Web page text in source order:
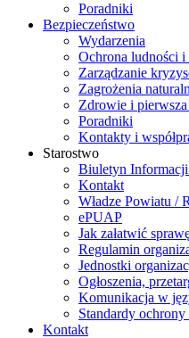
Poradniki
Bezpieczeństwo
Wydarzenia
Ochrona ludności
Zarządzanie
Zagrożenia
Zdrowie i
Poradniki
Kontakty i
Starostwo
Biuletyn
Kontakt
Władze Powiatu /
ePUAP
Jak załatwić
Regulamin
Jednostki
Ogłoszenia,
Komunikacja w
Standardy ochrony
Kontakt